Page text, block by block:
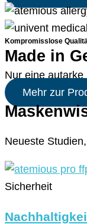
Kompromisslose
Made in
Nur eine
Mehr zur
Neueste
Sicherheit